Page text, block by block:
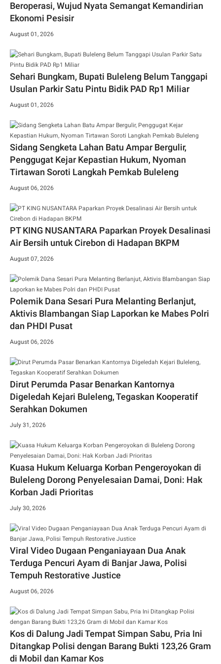
Beroperasi, Wujud Nyata Semangat Kemandirian
Ekonomi Pesisir
August 01, 2026
Sehari Bungkam, Bupati Buleleng Belum Tanggapi
Usulan Parkir Satu Pintu Bidik PAD Rp1 Miliar
August 01, 2026
Sidang Sengketa Lahan Batu Ampar Bergulir,
Penggugat Kejar Kepastian Hukum, Nyoman
Tirtawan Soroti Langkah Pemkab Buleleng
August 06, 2026
PT KING NUSANTARA Paparkan Proyek Desalinasi
Air Bersih untuk Cirebon di Hadapan BKPM
August 07, 2026
Polemik Dana Sesari Pura Melanting Berlanjut,
Aktivis Blambangan Siap Laporkan ke Mabes Polri
dan PHDI Pusat
August 06, 2026
Dirut Perumda Pasar Benarkan Kantornya
Digeledah Kejari Buleleng, Tegaskan Kooperatif
Serahkan Dokumen
July 31, 2026
Kuasa Hukum Keluarga Korban Pengeroyokan di
Buleleng Dorong Penyelesaian Damai, Doni: Hak
Korban Jadi Prioritas
July 30, 2026
Viral Video Dugaan Penganiayaan Dua Anak
Terduga Pencuri Ayam di Banjar Jawa, Polisi
Tempuh Restorative Justice
August 06, 2026
Kos di Dalung Jadi Tempat Simpan Sabu, Pria Ini
Ditangkap Polisi dengan Barang Bukti 123,26 Gram
di Mobil dan Kamar Kos